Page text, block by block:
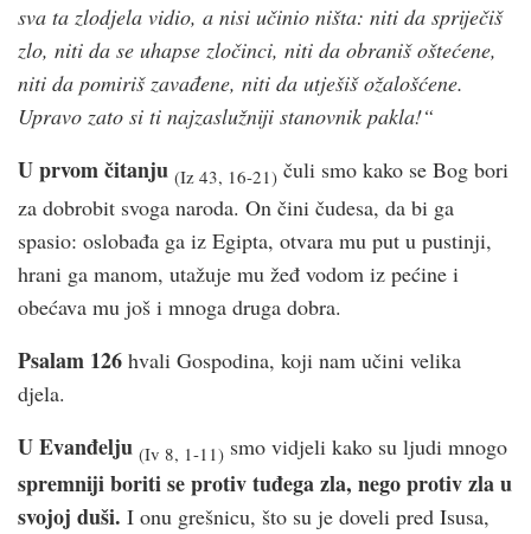
sva ta zlodjela vidio, a nisi učinio ništa: niti da spriječiš
zlo, niti da se uhapse zločinci, niti da obraniš oštećene,
niti da pomiriš zavađene, niti da utješiš ožalošćene.
Upravo zato si ti najzaslužniji stanovnik pakla!“
U prvom čitanju (Iz 43, 16-21) čuli smo kako se Bog bori
za dobrobit svoga naroda. On čini čudesa, da bi ga
spasio: oslobađa ga iz Egipta, otvara mu put u pustinji,
hrani ga manom, utažuje mu žeđ vodom iz pećine i
obećava mu još i mnoga druga dobra.
Psalam 126 hvali Gospodina, koji nam učini velika
djela.
U Evanđelju (Iv 8, 1-11) smo vidjeli kako su ljudi mnogo
spremniji boriti se protiv tuđega zla, nego protiv zla u
svojoj duši. I onu grešnicu, što su je doveli pred Isusa,